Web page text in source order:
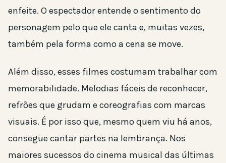
enfeite. O espectador entende o sentimento do
personagem pelo que ele canta e, muitas vezes,
também pela forma como a cena se move.
Além disso, esses filmes costumam trabalhar com
memorabilidade. Melodias fáceis de reconhecer,
refrões que grudam e coreografias com marcas
visuais. É por isso que, mesmo quem viu há anos,
consegue cantar partes na lembrança. Nos
maiores sucessos do cinema musical das últimas